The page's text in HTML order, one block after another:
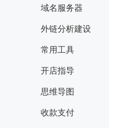
域名服务器
外链分析建设
常用工具
开店指导
思维导图
收款支付